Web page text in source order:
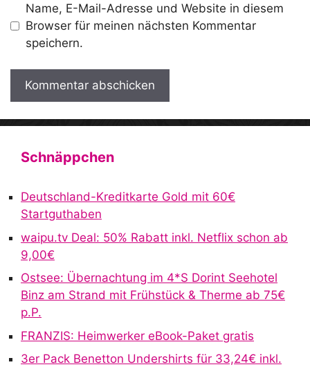
Name, E-Mail-Adresse und Website in diesem
Browser für meinen nächsten Kommentar
speichern.
A
n
t
Schnäppchen
Deutschland-Kreditkarte Gold mit 60€
Startguthaben
waipu.tv Deal: 50% Rabatt inkl. Netflix schon ab
9,00€
Ostsee: Übernachtung im 4*S Dorint Seehotel
Binz am Strand mit Frühstück & Therme ab 75€
p.P.
FRANZIS: Heimwerker eBook-Paket gratis
3er Pack Benetton Undershirts für 33,24€ inkl.